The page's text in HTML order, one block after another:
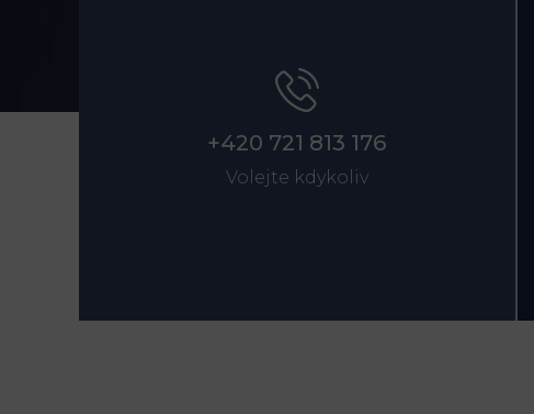
+420 721 813 176
Volejte kdykoliv